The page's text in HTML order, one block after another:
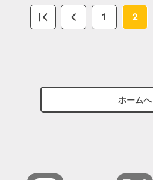
1 2
ホームへ